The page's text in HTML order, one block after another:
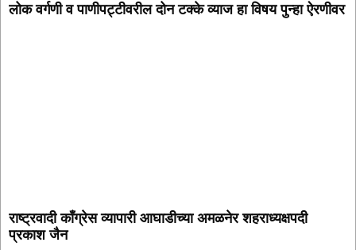
लोक वर्गणी व पाणीपट्टीवरील दोन टक्के व्याज हा विषय पुन्हा ऐरणीवर
राष्ट्रवादी काँग्रेस व्यापारी आघाडीच्या अमळनेर शहराध्यक्षपदी
प्रकाश जैन